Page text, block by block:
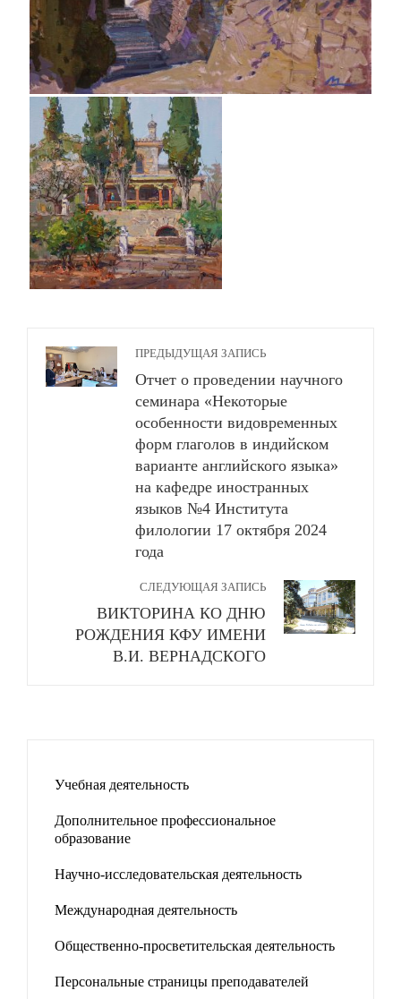
ПРЕДЫДУЩАЯ ЗАПИСЬ
Отчет о проведении научного
семинара «Некоторые
особенности видовременных
форм глаголов в индийском
варианте английского языка»
на кафедре иностранных
языков №4 Института
филологии 17 октября 2024
года
СЛЕДУЮЩАЯ ЗАПИСЬ
ВИКТОРИНА КО ДНЮ
РОЖДЕНИЯ КФУ ИМЕНИ
В.И. ВЕРНАДСКОГО
Учебная деятельность
Дополнительное профессиональное
образование
Научно-исследовательская деятельность
Международная деятельность
Общественно-просветительская деятельность
Персональные страницы преподавателей